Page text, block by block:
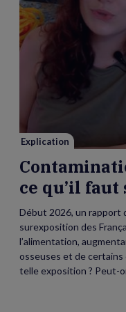
Explication
ce qu’il faut
Début 2026, un rapport
surexposition des
l’alimentation,
osseuses et de certains
telle exposition ? Peut-